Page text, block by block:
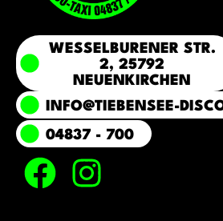
WESSELBURENER STR.
2, 25792
NEUENKIRCHEN
INFO@TIEBENSEE-
04837 - 700